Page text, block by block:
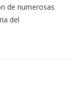
de numerosas
del